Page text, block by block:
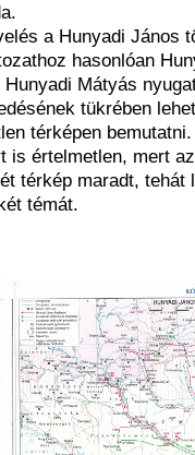
a Hunyadi János
hasonlóan
Mátyás
tükrében
térképen bemutatni.
is értelmetlen, mert
térkép maradt, tehát
témát.